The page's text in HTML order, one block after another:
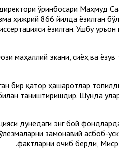
ўринбосари Маҳмуд
ҳижрий 866 йилда ёзилган
ёзилган. Ушбу
маҳаллий экани, сиёҳ ва
бир қатор ҳашаротлар
таништиришдир. Шунда
дунёдаги энг бой
замонавий асбоб-
фактларни очиб берди,